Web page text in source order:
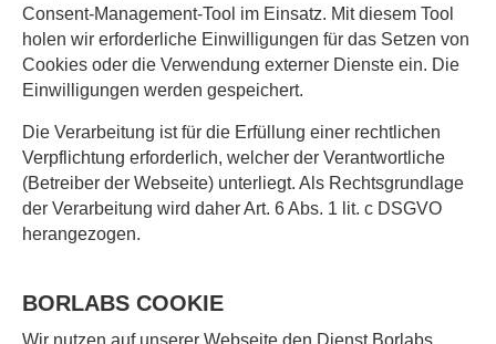
Consent-Management-Tool im Einsatz. Mit diesem Tool
holen wir erforderliche Einwilligungen für das Setzen von
Cookies oder die Verwendung externer Dienste ein. Die
Einwilligungen werden gespeichert.
Die Verarbeitung ist für die Erfüllung einer rechtlichen
Verpflichtung erforderlich, welcher der Verantwortliche
(Betreiber der Webseite) unterliegt. Als Rechtsgrundlage
der Verarbeitung wird daher Art. 6 Abs. 1 lit. c DSGVO
herangezogen.
BORLABS COOKIE
Wir nutzen auf unserer Webseite den Dienst Borlabs